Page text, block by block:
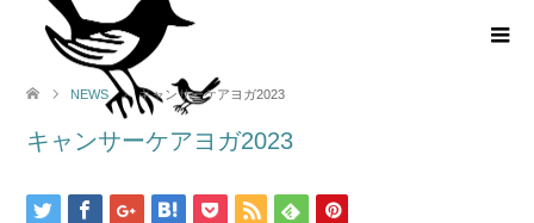
NEWS キャンサーケアヨガ2023
キャンサーケアヨガ2023